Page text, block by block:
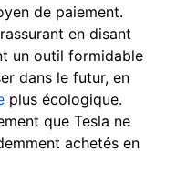
de paiement.
en disant
un outil formidable
dans le futur, en
plus écologique.
que Tesla ne
achetés en